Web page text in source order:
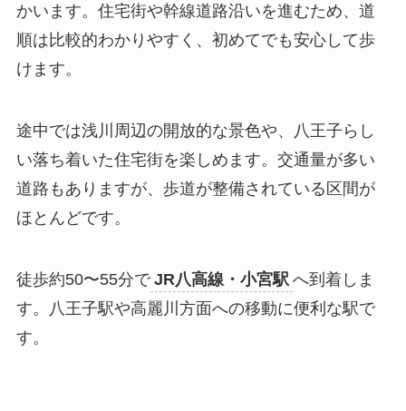
かいます。住宅街や幹線道路沿いを進むため、道
順は比較的わかりやすく、初めてでも安心して歩
けます。
途中では浅川周辺の開放的な景色や、八王子らし
い落ち着いた住宅街を楽しめます。交通量が多い
道路もありますが、歩道が整備されている区間が
ほとんどです。
徒歩約50〜55分で JR八高線・小宮駅 へ到着しま
す。八王子駅や高麗川方面への移動に便利な駅で
す。